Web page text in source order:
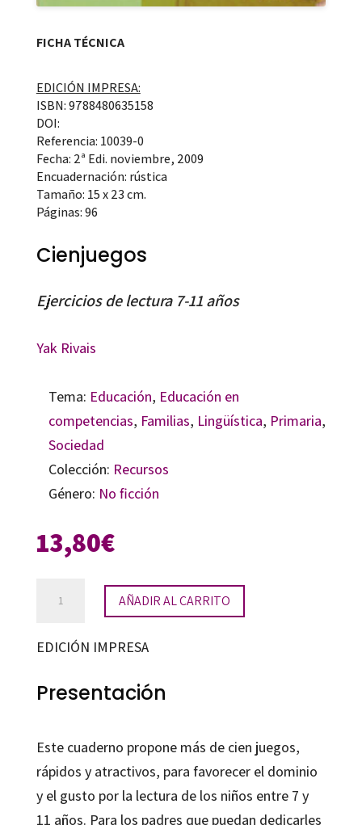
FICHA TÉCNICA
EDICIÓN IMPRESA:
ISBN: 9788480635158
DOI:
Referencia: 10039-0
Fecha: 2ª Edi. noviembre, 2009
Encuadernación: rústica
Tamaño: 15 x 23 cm.
Páginas: 96
Cienjuegos
Ejercicios de lectura 7-11 años
Yak Rivais
Tema: Educación, Educación en
competencias, Familias, Lingüística, Primaria,
Sociedad
Colección: Recursos
Género: No ficción
13,80€
AÑADIR AL CARRITO
EDICIÓN IMPRESA
Presentación
Este cuaderno propone más de cien juegos,
rápidos y atractivos, para favorecer el dominio
y el gusto por la lectura de los niños entre 7 y
11 años. Para los padres que puedan dedicarles